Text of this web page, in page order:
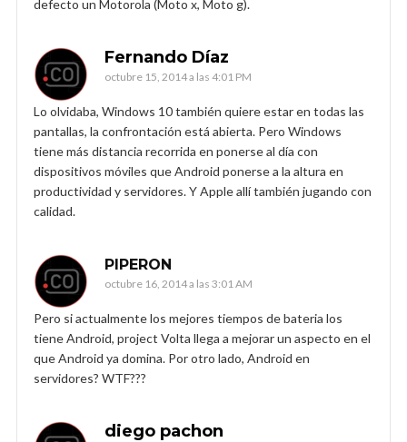
defecto un Motorola (Moto x, Moto g).
Fernando Díaz
octubre 15, 2014 a las 4:01 PM
Lo olvidaba, Windows 10 también quiere estar en todas las
pantallas, la confrontación está abierta. Pero Windows
tiene más distancia recorrida en ponerse al día con
dispositivos móviles que Android ponerse a la altura en
productividad y servidores. Y Apple allí también jugando con
calidad.
PIPERON
octubre 16, 2014 a las 3:01 AM
Pero si actualmente los mejores tiempos de bateria los
tiene Android, project Volta llega a mejorar un aspecto en el
que Android ya domina. Por otro lado, Android en
servidores? WTF???
diego pachon